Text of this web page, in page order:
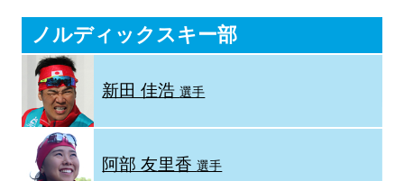
ノルディックスキー部
新田 佳浩選手
阿部 友里香選手